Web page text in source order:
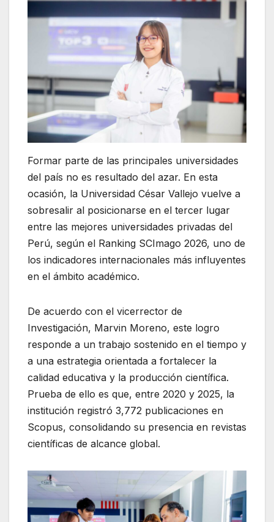
Formar parte de las principales universidades
del país no es resultado del azar. En esta
ocasión, la Universidad César Vallejo vuelve a
sobresalir al posicionarse en el tercer lugar
entre las mejores universidades privadas del
Perú, según el Ranking SCImago 2026, uno de
los indicadores internacionales más influyentes
en el ámbito académico.
De acuerdo con el vicerrector de
Investigación, Marvin Moreno, este logro
responde a un trabajo sostenido en el tiempo y
a una estrategia orientada a fortalecer la
calidad educativa y la producción científica.
Prueba de ello es que, entre 2020 y 2025, la
institución registró 3,772 publicaciones en
Scopus, consolidando su presencia en revistas
científicas de alcance global.